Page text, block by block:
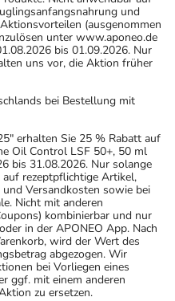
und
(ausgenommen
unter www.aponeo.de
bis 01.09.2026. Nur
uns vor, die Aktion früher
bei Bestellung mit
erhalten Sie 25 % Rabatt auf
Oil Control LSF 50+, 50 ml
bis 31.08.2026. Nur solange
rezeptpflichtige Artikel,
Versandkosten sowie bei
Nicht mit anderen
kombinierbar und nur
in der APONEO App. Nach
wird der Wert des
abgezogen. Wir
bei Vorliegen eines
ggf. mit einem anderen
zu ersetzen.